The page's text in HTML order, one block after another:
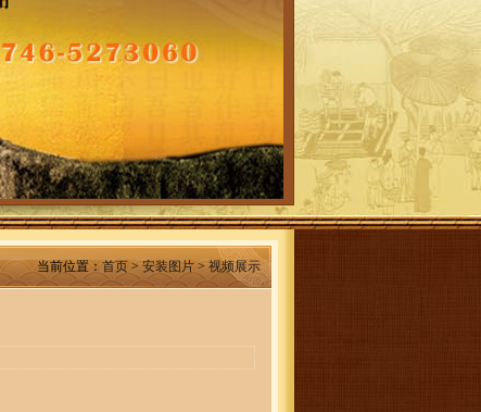
当前位置：首页 > 安装图片 > 视频展示